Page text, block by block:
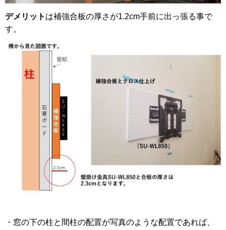
デメリット は補強合板の厚さが1.2cm手前に出っ張る事で
す。
・窓の下の柱と間柱の配置が写真のような配置であれば、